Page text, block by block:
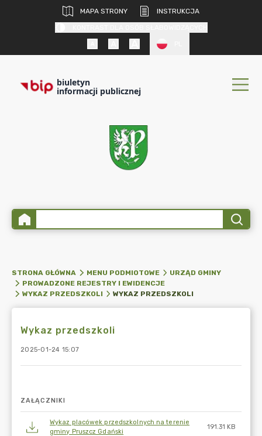
MAPA STRONY
INSTRUKCJA
biuletyn
informacji publicznej
STRONA GŁÓWNA MENU PODMIOTOWE
URZĄD GMINY
PROWADZONE REJESTRY I EWIDENCJE
WYKAZ PRZEDSZKOLI
WYKAZ PRZEDSZKOLI
Wykaz przedszkoli
2025-01-24 15:07
ZAŁĄCZNIKI
Wykaz placówek przedszkolnych na terenie
gminy Pruszcz Gdański
191.31 KB